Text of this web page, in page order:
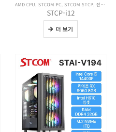
AMD CPU, STCOM PC, STCOM STCP, 전체 제품보기
STCP-i12
더 보기